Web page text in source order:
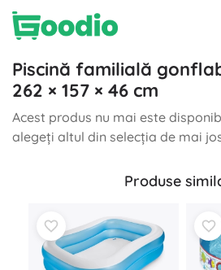
Piscină familială
262 × 157 × 46 cm
Acest produs nu mai este
alegeți altul din selecția de mai
Produse